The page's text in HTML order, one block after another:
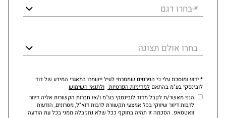
* בחרו דגם
בחרו אולם תצוגה
* ידוע ומוסכם עלי כי הפרטים שמסרתי לעיל יישמרו במאגרי המידע של דוד
לובינסקי בע"מ בהתאםלמדיניות הפרטיות ולתנאי השימוש
הנני מאשר/ת לקבל מדוד לובינסקי בע"מ ו/או חברות הקשורות אליה דיוור
לרבות דיוור שיווקי בכל אמצעי תקשורת לרבות דוא"ל, מסרונים, הודעות
וואטסאפ. הסכמה זו תהיה בתוקף ככל שלא נתקבלה ממני בכל עת הודעה